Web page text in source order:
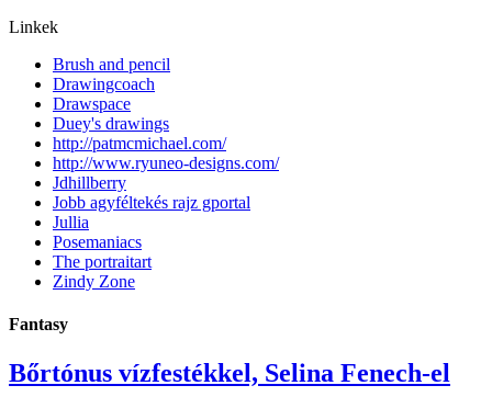
Linkek
Brush and pencil
Drawingcoach
Drawspace
Duey's drawings
http://patmcmichael.com/
http://www.ryuneo-designs.com/
Jdhillberry
Jobb agyféltekés rajz gportal
Jullia
Posemaniacs
The portraitart
Zindy Zone
Fantasy
Bőrtónus vízfestékkel, Selina Fenech-el